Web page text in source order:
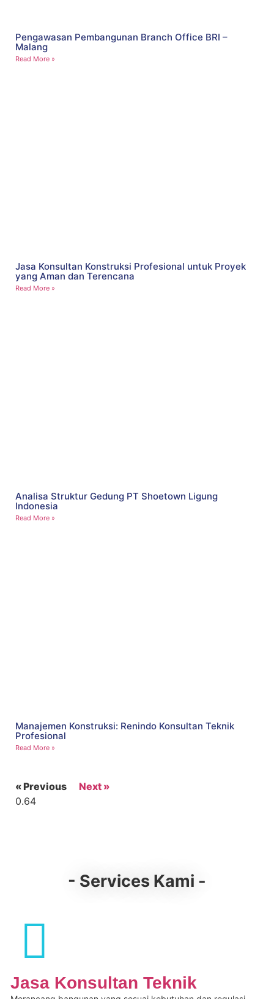
Pengawasan Pembangunan Branch Office BRI –
Malang
Read More »
Jasa Konsultan Konstruksi Profesional untuk Proyek
yang Aman dan Terencana
Read More »
Analisa Struktur Gedung PT Shoetown Ligung
Indonesia
Read More »
Manajemen Konstruksi: Renindo Konsultan Teknik
Profesional
Read More »
« Previous Next »
- Services Kami -
Jasa Konsultan Teknik